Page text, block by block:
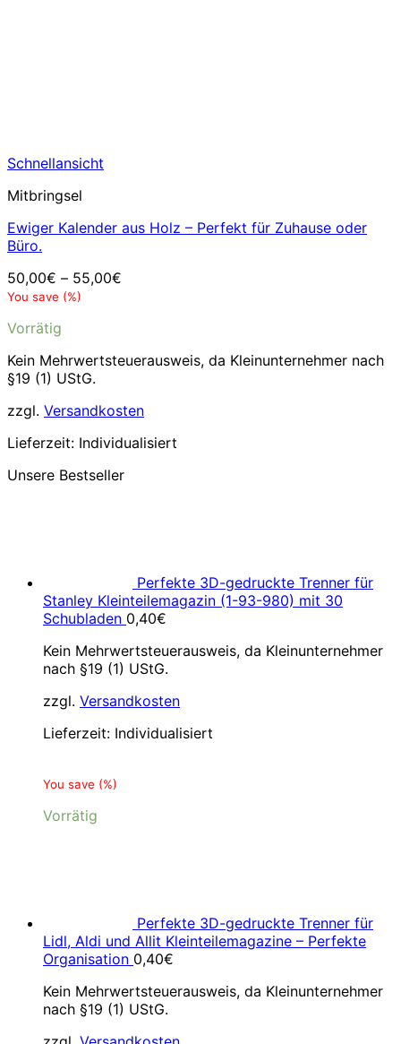
Schnellansicht
Mitbringsel
Ewiger Kalender aus Holz – Perfekt für Zuhause oder
Büro.
50,00€ – 55,00€
You save (%)
Vorrätig
Kein Mehrwertsteuerausweis, da Kleinunternehmer nach
§19 (1) UStG.
zzgl. Versandkosten
Lieferzeit: Individualisiert
Unsere Bestseller
Perfekte 3D-gedruckte Trenner für
Stanley Kleinteilemagazin (1-93-980) mit 30
Schubladen 0,40€
Kein Mehrwertsteuerausweis, da Kleinunternehmer
nach §19 (1) UStG.
zzgl. Versandkosten
Lieferzeit: Individualisiert
You save (%)
Vorrätig
Perfekte 3D-gedruckte Trenner für
Lidl, Aldi und Allit Kleinteilemagazine – Perfekte
Organisation 0,40€
Kein Mehrwertsteuerausweis, da Kleinunternehmer
nach §19 (1) UStG.